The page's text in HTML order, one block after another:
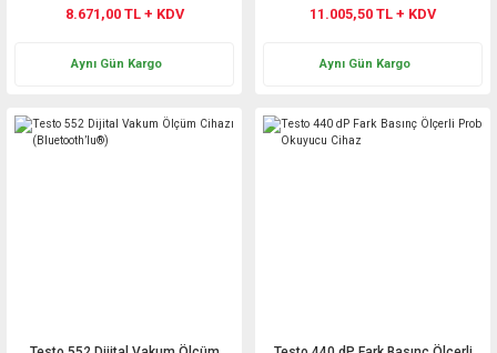
8.671,00 TL + KDV
Aynı Gün Kargo
11.005,50 TL + KDV
Aynı Gün Kargo